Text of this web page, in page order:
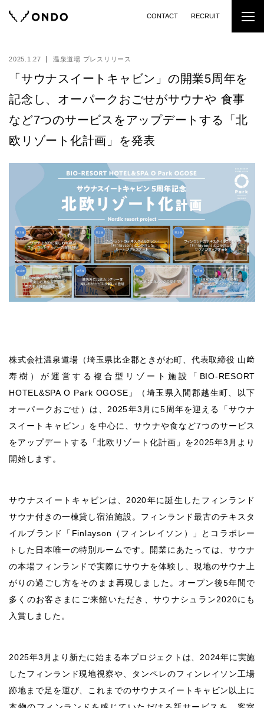
CONTACT RECRUIT
2025.1.27 温泉道場 プレスリリース
「サウナスイートキャビン」の開業5周年を
記念し、オーパークおごせがサウナや 食事
など7つのサービスをアップデートする「北
欧リゾート化計画」を発表
株式会社温泉道場（埼玉県比企郡ときがわ町、代表取締役 山﨑
寿樹）が運営する複合型リゾート施設「BIO-RESORT
HOTEL&SPA O Park OGOSE」（埼玉県入間郡越生町、以下
オーパークおごせ）は、2025年3月に5周年を迎える「サウナ
スイートキャビン」を中心に、サウナや食など7つのサービス
をアップデートする「北欧リゾート化計画」を2025年3月より
開始します。
サウナスイートキャビンは、2020年に誕生したフィンランド
サウナ付きの一棟貸し宿泊施設。フィンランド最古のテキスタ
イルブランド「Finlayson（フィンレイソン）」とコラボレー
トした日本唯一の特別ルームです。開業にあたっては、サウナ
の本場フィンランドで実際にサウナを体験し、現地のサウナ上
がりの過ごし方をそのまま再現しました。オープン後5年間で
多くのお客さまにご来館いただき、サウナシュラン2020にも
入賞しました。
2025年3月より新たに始まる本プロジェクトは、2024年に実施
したフィンランド現地視察や、タンペレのフィンレイソン工場
跡地まで足を運び、これまでのサウナスイートキャビン以上に